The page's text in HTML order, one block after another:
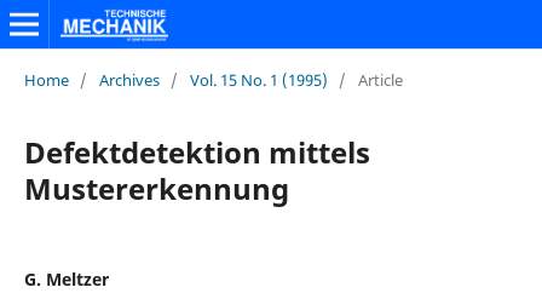
Home / Archives / Vol. 15 No. 1 (1995) / Article
Defektdetektion mittels
Mustererkennung
G. Meltzer